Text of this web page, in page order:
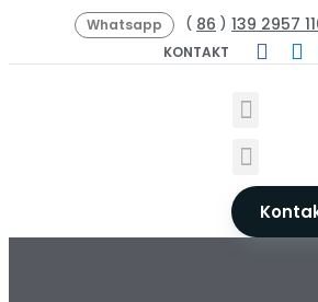
Whatsapp ( 86 ) 139 2957
KONTAKT